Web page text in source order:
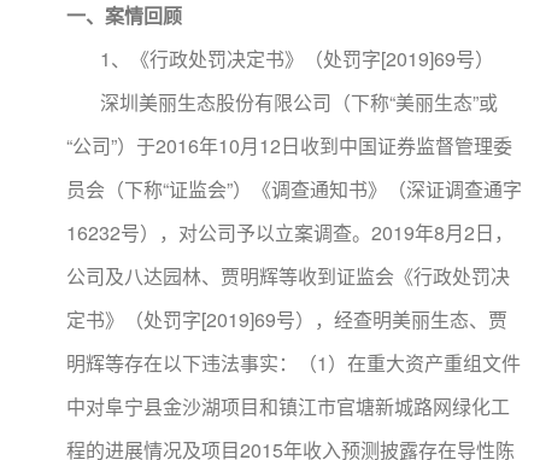
一、案情回顾
1、《行政处罚决定书》（处罚字[2019]69号）
深圳美丽生态股份有限公司（下称“美丽生态”或
“公司”）于2016年10月12日收到中国证券监督管理委
员会（下称“证监会”）《调查通知书》（深证调查通字
16232号），对公司予以立案调查。2019年8月2日，
公司及八达园林、贾明辉等收到证监会《行政处罚决
定书》（处罚字[2019]69号），经查明美丽生态、贾
明辉等存在以下违法事实：（1）在重大资产重组文件
中对阜宁县金沙湖项目和镇江市官塘新城路网绿化工
程的进展情况及项目2015年收入预测披露存在导性陈